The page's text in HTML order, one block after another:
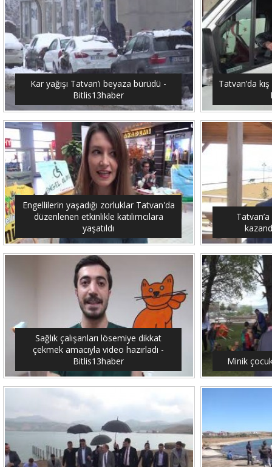
Kar yağışı Tatvan’ı beyaza bürüdü -
Bitlis13haber
Tatvan’da
Engellilerin yaşadığı zorluklar Tatvan'da
düzenlenen etkinlikle katılımcılara
yaşatıldı
Sağlık çalışanları lösemiye dikkat
çekmek amacıyla video hazırladı -
Bitlis13haber
Minik